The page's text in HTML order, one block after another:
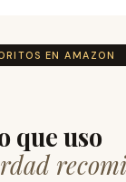
EN AMAZON
que uso